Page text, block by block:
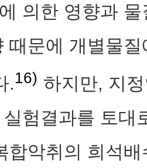
의한 영향과 물
때문에 개별물
.16) 하지만, 지
험결과를 토대
합악취의 희석